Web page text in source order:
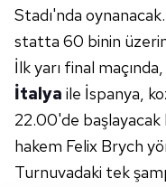
Stadı'nda
statta 60 binin
İlk yarı final
İtalya ile İspanya,
22.00'de başlayacak
hakem Felix Brych
Turnuvadaki tek